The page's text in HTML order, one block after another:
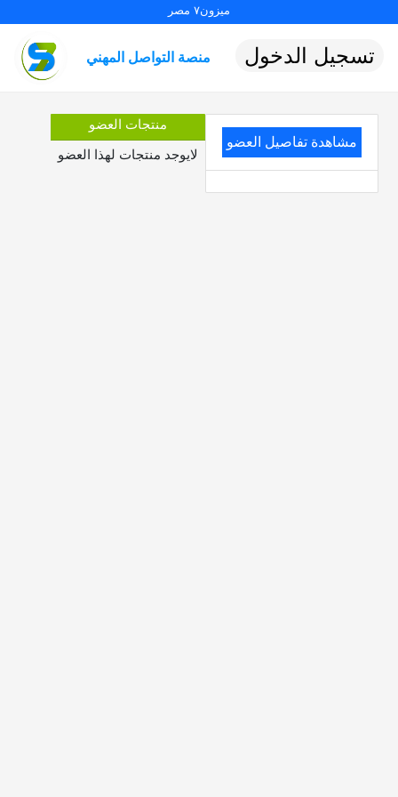
ميزون٧ مصر
منصة التواصل المهني تسجيل الدخول
مشاهدة تفاصيل العضو
منتجات العضو
لايوجد منتجات لهذا العضو